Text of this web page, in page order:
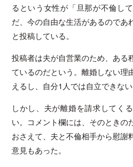
るという女性が「旦那が不倫し
だ、今の自由な生活があるのであ
と投稿している。
投稿者は夫が自営業のため、ある
ているのだという。離婚しない理
えるし、自分1人では自立できない
しかし、夫が離婚を請求してく
い。コメント欄には、そのときの
おさえて、夫と不倫相手から慰謝
意見もあった。